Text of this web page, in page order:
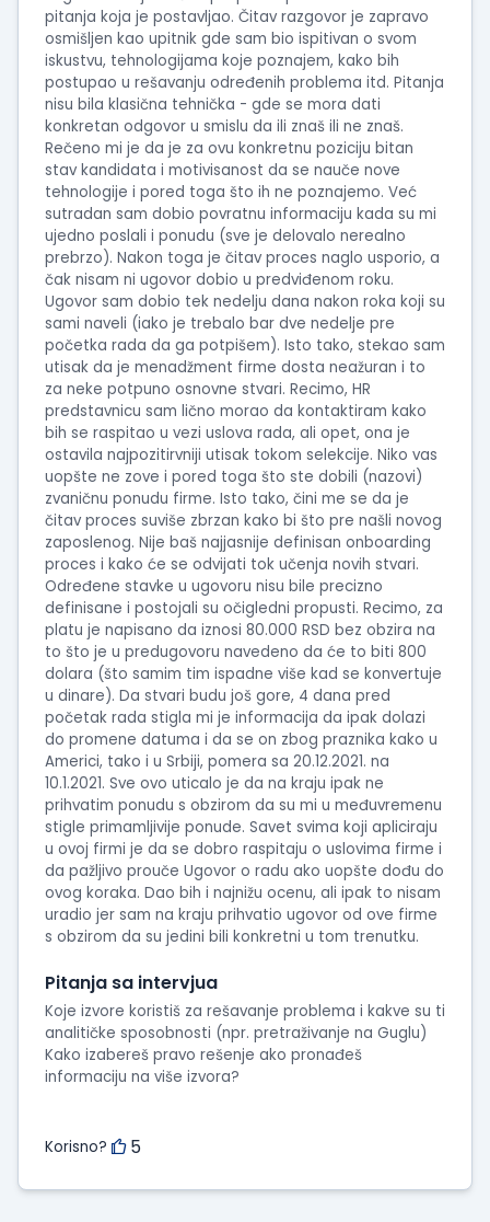
pitanja koja je postavljao. Čitav razgovor je zapravo
osmišljen kao upitnik gde sam bio ispitivan o svom
iskustvu, tehnologijama koje poznajem, kako bih
postupao u rešavanju određenih problema itd. Pitanja
nisu bila klasična tehnička - gde se mora dati
konkretan odgovor u smislu da ili znaš ili ne znaš.
Rečeno mi je da je za ovu konkretnu poziciju bitan
stav kandidata i motivisanost da se nauče nove
tehnologije i pored toga što ih ne poznajemo. Već
sutradan sam dobio povratnu informaciju kada su mi
ujedno poslali i ponudu (sve je delovalo nerealno
prebrzo). Nakon toga je čitav proces naglo usporio, a
čak nisam ni ugovor dobio u predviđenom roku.
Ugovor sam dobio tek nedelju dana nakon roka koji su
sami naveli (iako je trebalo bar dve nedelje pre
početka rada da ga potpišem). Isto tako, stekao sam
utisak da je menadžment firme dosta neažuran i to
za neke potpuno osnovne stvari. Recimo, HR
predstavnicu sam lično morao da kontaktiram kako
bih se raspitao u vezi uslova rada, ali opet, ona je
ostavila najpozitirvniji utisak tokom selekcije. Niko vas
uopšte ne zove i pored toga što ste dobili (nazovi)
zvaničnu ponudu firme. Isto tako, čini me se da je
čitav proces suviše zbrzan kako bi što pre našli novog
zaposlenog. Nije baš najjasnije definisan onboarding
proces i kako će se odvijati tok učenja novih stvari.
Određene stavke u ugovoru nisu bile precizno
definisane i postojali su očigledni propusti. Recimo, za
platu je napisano da iznosi 80.000 RSD bez obzira na
to što je u predugovoru navedeno da će to biti 800
dolara (što samim tim ispadne više kad se konvertuje
u dinare). Da stvari budu još gore, 4 dana pred
početak rada stigla mi je informacija da ipak dolazi
do promene datuma i da se on zbog praznika kako u
Americi, tako i u Srbiji, pomera sa 20.12.2021. na
10.1.2021. Sve ovo uticalo je da na kraju ipak ne
prihvatim ponudu s obzirom da su mi u međuvremenu
stigle primamljivije ponude. Savet svima koji apliciraju
u ovoj firmi je da se dobro raspitaju o uslovima firme i
da pažljivo prouče Ugovor o radu ako uopšte dođu do
ovog koraka. Dao bih i najnižu ocenu, ali ipak to nisam
uradio jer sam na kraju prihvatio ugovor od ove firme
s obzirom da su jedini bili konkretni u tom trenutku.
Pitanja sa intervjua
Koje izvore koristiš za rešavanje problema i kakve su ti
analitičke sposobnosti (npr. pretraživanje na Guglu)
Kako izabereš pravo rešenje ako pronađeš
informaciju na više izvora?
Korisno? 5